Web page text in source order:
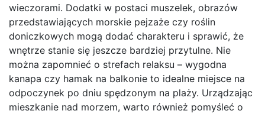
wieczorami. Dodatki w postaci muszelek, obrazów
przedstawiających morskie pejzaże czy roślin
doniczkowych mogą dodać charakteru i sprawić, że
wnętrze stanie się jeszcze bardziej przytulne. Nie
można zapomnieć o strefach relaksu – wygodna
kanapa czy hamak na balkonie to idealne miejsce na
odpoczynek po dniu spędzonym na plaży. Urządzając
mieszkanie nad morzem, warto również pomyśleć o